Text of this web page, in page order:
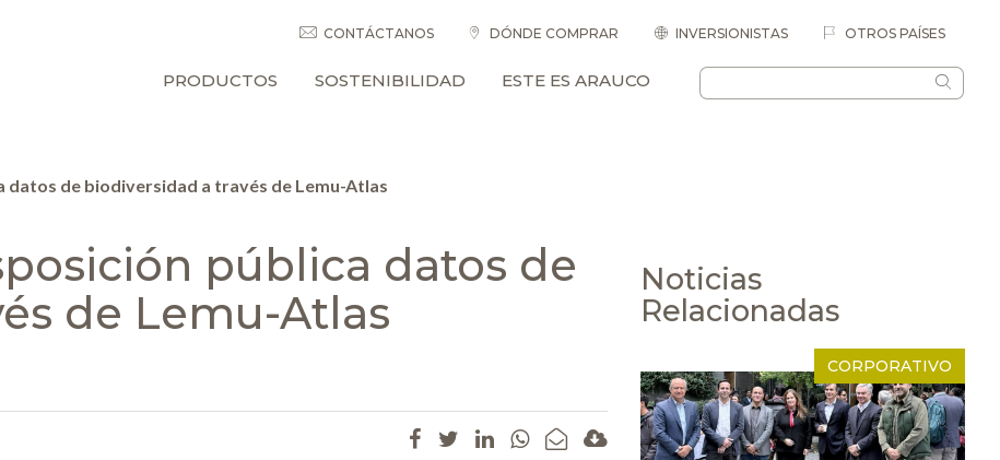
CONTÁCTANOS DÓNDE COMPRAR INVERSIONISTAS OTROS PAÍSES
PRODUCTOS SOSTENIBILIDAD ESTE ES ARAUCO
datos de biodiversidad a través de Lemu-Atlas
pública datos de
de Lemu-Atlas
Noticias
Relacionadas
CORPORATIVO